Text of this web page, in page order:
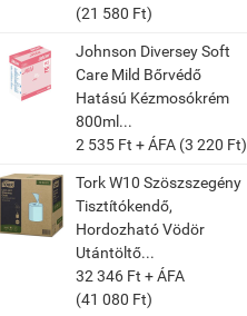
(21 580 Ft)
Johnson Diversey Soft
Care Mild Bőrvédő
Hatású Kézmosókrém
800ml...
2 535 Ft + ÁFA (3 220 Ft)
Tork W10 Szöszszegény
Tisztítókendő,
Hordozható Vödör
Utántöltő...
32 346 Ft + ÁFA
(41 080 Ft)